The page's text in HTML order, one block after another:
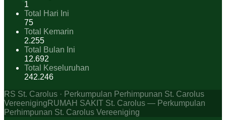
1
Total Hari Ini
75
Total Kemarin
2.255
Total Bulan Ini
12.692
Total Keseluruhan
242.246
RS St. Carolus · Perkumpulan Perhimpunan St. Carolus
Vereeniging RUMAH SAKIT St. Carolus — Perkumpulan
Perhimpunan St. Carolus Vereeniging